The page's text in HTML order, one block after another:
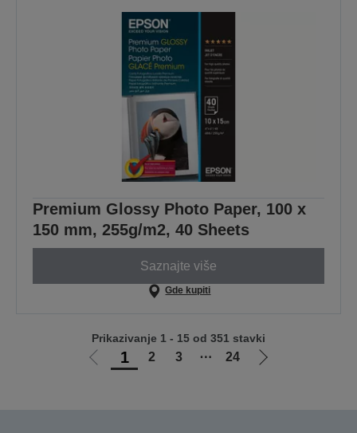
Premium Glossy Photo Paper, 100 x
150 mm, 255g/m2, 40 Sheets
Saznajte više
Gde kupiti
Idi
1 2 3 ⋯ 24
Idi
Prikazivanje 1 - 15 od 351 stavki